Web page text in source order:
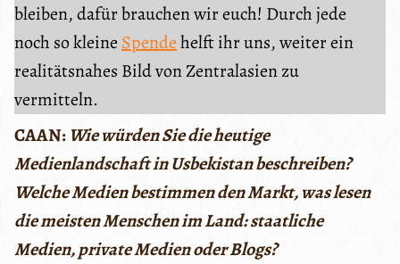
bleiben, dafür brauchen wir euch! Durch jede
noch so kleine Spendehelft ihr uns, weiter ein
realitätsnahes Bild von Zentralasien zu
vermitteln.
CAAN: Wie würden Sie die heutige
Medienlandschaft in Usbekistan beschreiben?
Welche Medien bestimmen den Markt, was lesen
die meisten Menschen im Land: staatliche
Medien, private Medien oder Blogs?